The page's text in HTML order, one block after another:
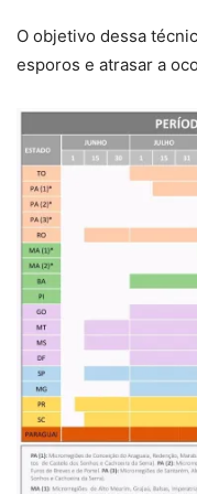
O objetivo dessa
esporos e atrasar a